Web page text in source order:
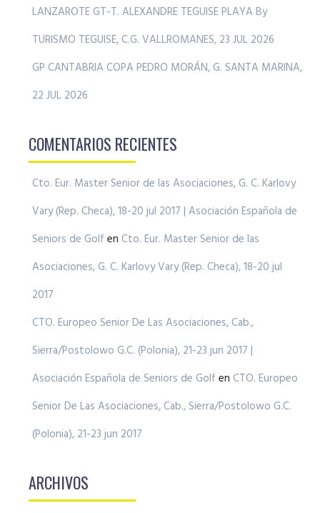
LANZAROTE GT-T. ALEXANDRE TEGUISE PLAYA By
TURISMO TEGUISE, C.G. VALLROMANES, 23 JUL 2026
GP CANTABRIA COPA PEDRO MORÁN, G. SANTA MARINA,
22 JUL 2026
COMENTARIOS RECIENTES
Cto. Eur. Master Senior de las Asociaciones, G. C. Karlovy
Vary (Rep. Checa), 18-20 jul 2017 | Asociación Española de
Seniors de Golf en Cto. Eur. Master Senior de las
Asociaciones, G. C. Karlovy Vary (Rep. Checa), 18-20 jul
2017
CTO. Europeo Senior De Las Asociaciones, Cab.,
Sierra/Postolowo G.C. (Polonia), 21-23 jun 2017 |
Asociación Española de Seniors de Golf en CTO. Europeo
Senior De Las Asociaciones, Cab., Sierra/Postolowo G.C.
(Polonia), 21-23 jun 2017
ARCHIVOS